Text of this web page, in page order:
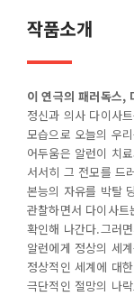
작품소개
이 연극의 패러독스,
정신과 의사 다이사
모습으로 오늘의 우
어두움은 알런이 치
서서히 그 전모를 드
본능의 자유를 박탈
관찰하면서 다이사
확인해 나간다.그러
알런에게 정상의 세
정상적인 세계에 대
극단적인 절망의 나